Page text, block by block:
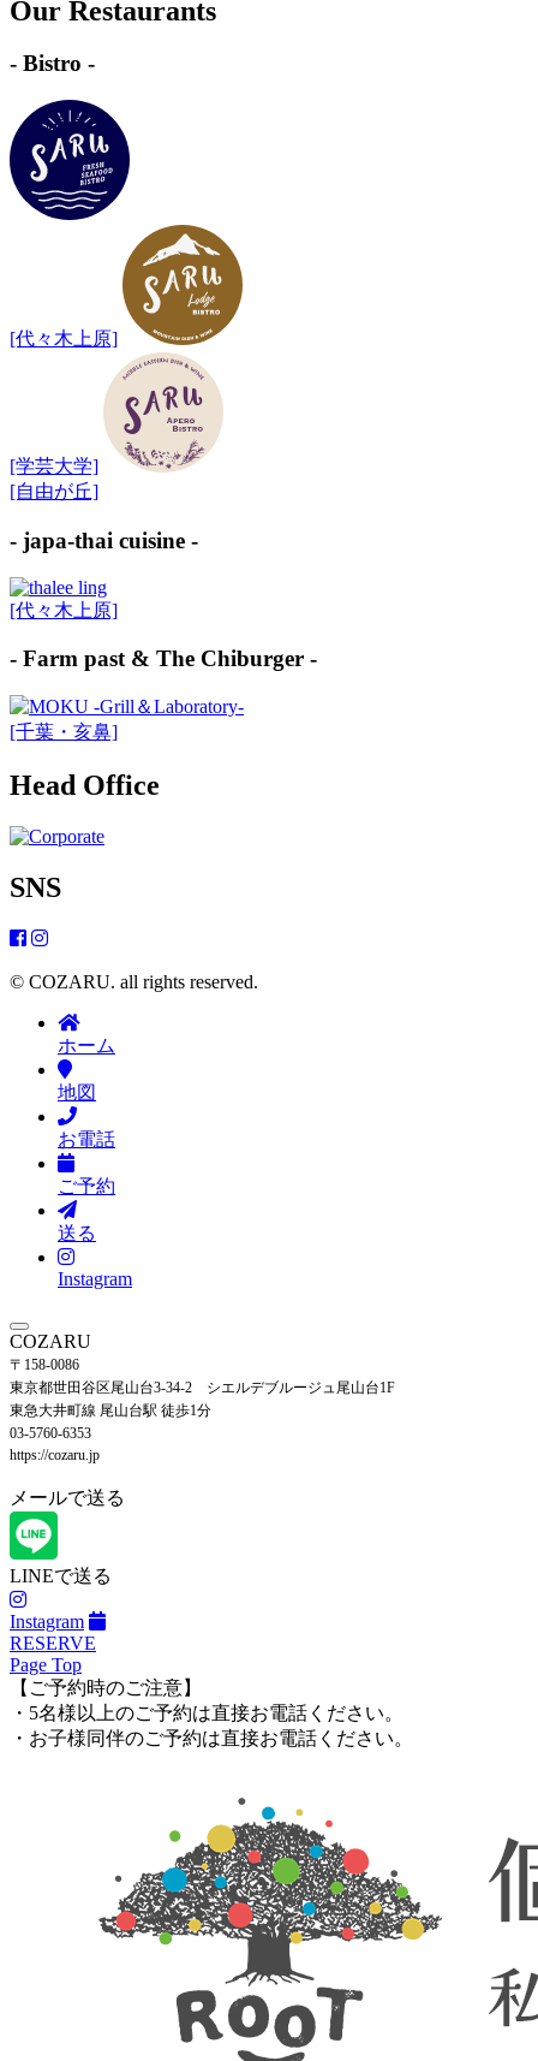
Our Restaurants
- Bistro -
[代々木上原]
[学芸大学]
[自由が丘]
- japa-thai cuisine -
[代々木上原]
- Farm past & The Chiburger -
[千葉・亥鼻]
Head Office
SNS
© COZARU. all rights reserved.
ホーム
地図
お電話
ご予約
送る
Instagram
COZARU
〒158-0086
東京都世田谷区尾山台3-34-2 シエルデブルージュ尾山台1F
東急大井町線 尾山台駅 徒歩1分
03-5760-6353
https://cozaru.jp
メールで送る
LINEで送る
Instagram
RESERVE
Page Top
【ご予約時のご注意】
・5名様以上のご予約は直接お電話ください。
・お子様同伴のご予約は直接お電話ください。